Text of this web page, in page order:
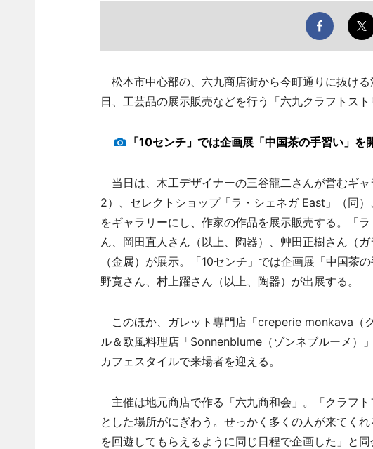
松本市中心部の、六九商店街から今町通りに抜け
日、工芸品の展示販売などを行う「六九クラフトスト
「10センチ」では企画展「中国茶の手習い」を
当日は、木工デザイナーの三谷龍二さんが営むギ
2）、セレクトショップ「ラ・シェネガ East」（同
をギャラリーにし、作家の作品を展示販売する。「
ん、岡田直人さん（以上、陶器）、艸田正樹さん（
（金属）が展示。「10センチ」では企画展「中国茶
野寛さん、村上躍さん（以上、陶器）が出展する。
このほか、ガレット専門店「creperie monkava（
ル＆欧風料理店「Sonnenblume（ゾンネブルーメ）
カフェスタイルで来場者を迎える。
主催は地元商店で作る「六九商和会」。「クラフ
とした場所がにぎわう。せっかく多くの人が来てく
を回遊してもらえるように同じ日程で企画した」と